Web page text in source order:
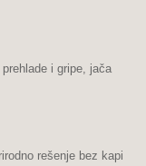
i gripe, jača
rešenje bez kapi